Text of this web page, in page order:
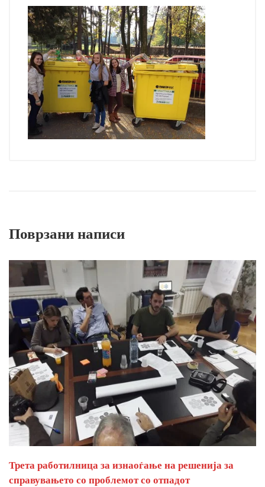
Поврзани написи
Трета работилница за изнаоѓање на решенија за
справувањето со проблемот со отпадот